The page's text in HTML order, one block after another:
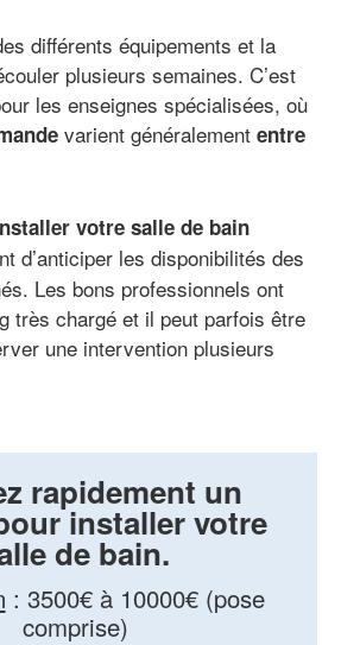
différents équipements et la
plusieurs semaines. C’est
les enseignes spécialisées, où
varient généralement entre
votre salle de bain
d’anticiper les disponibilités des
Les bons professionnels ont
très chargé et il peut parfois être
une intervention plusieurs
rapidement un
installer votre
de bain.
: 3500€ à 10000€ (pose
comprise)